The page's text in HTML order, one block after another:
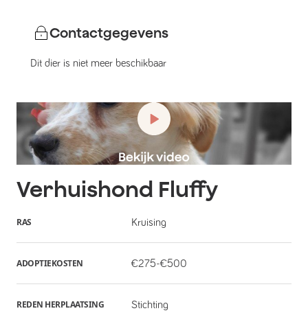
Contactgegevens
Dit dier is niet meer beschikbaar
Verhuishond Fluffy
RAS Kruising
ADOPTIEKOSTEN €275-€500
REDEN HERPLAATSING Stichting